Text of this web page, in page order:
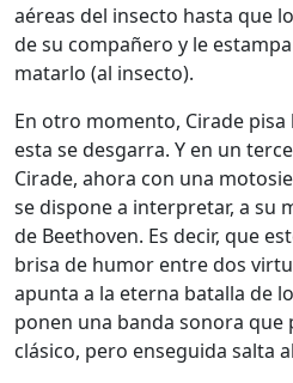
aéreas del insecto hasta que
de su compañero y le
matarlo (al insecto).
En otro momento, Cirade
esta se desgarra. Y en un
Cirade, ahora con una
se dispone a interpretar, a su
de Beethoven. Es decir, que
brisa de humor entre dos
apunta a la eterna batalla de
ponen una banda sonora que
clásico, pero enseguida salta